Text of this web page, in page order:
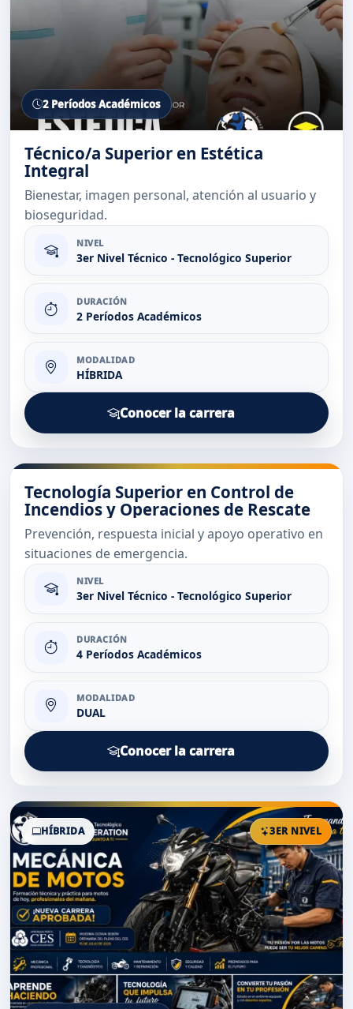
2 Períodos Académicos
Técnico/a Superior en Estética
Integral
Bienestar, imagen personal, atención al usuario y
bioseguridad.
NIVEL
3er Nivel Técnico - Tecnológico Superior
DURACIÓN
2 Períodos Académicos
MODALIDAD
HÍBRIDA
Conocer la carrera
Tecnología Superior en Control de
Incendios y Operaciones de Rescate
Prevención, respuesta inicial y apoyo operativo en
situaciones de emergencia.
NIVEL
3er Nivel Técnico - Tecnológico Superior
DURACIÓN
4 Períodos Académicos
MODALIDAD
DUAL
Conocer la carrera
HÍBRIDA 3ER NIVEL